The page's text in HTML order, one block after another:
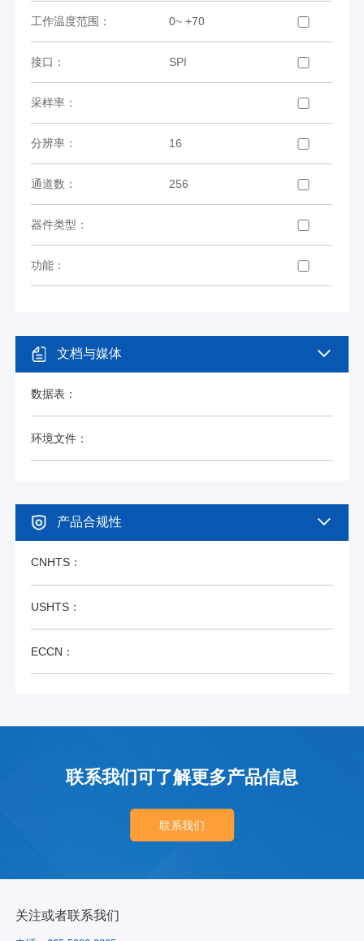
工作温度范围： 0~ +70
接口： SPI
采样率：
分辨率： 16
通道数： 256
器件类型：
功能：
文档与媒体
数据表：
环境文件：
产品合规性
CNHTS：
USHTS：
ECCN：
联系我们可了解更多产品信息
联系我们
关注或者联系我们